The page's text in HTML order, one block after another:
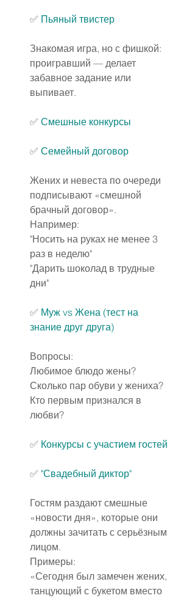
✅ Пьяный твистер
Знакомая игра, но с фишкой:
проигравший — делает
забавное задание или
выпивает.
✅ Смешные конкурсы
✅ Семейный договор
Жених и невеста по очереди
подписывают «смешной
брачный договор».
Например:
"Носить на руках не менее 3
раз в неделю"
"Дарить шоколад в трудные
дни"
✅ Муж vs Жена (тест на
знание друг друга)
Вопросы:
Любимое блюдо жены?
Сколько пар обуви у жениха?
Кто первым признался в
любви?
✅ Конкурсы с участием гостей
✅ "Свадебный диктор"
Гостям раздают смешные
«новости дня», которые они
должны зачитать с серьёзным
лицом.
Примеры:
«Сегодня был замечен жених,
танцующий с букетом вместо